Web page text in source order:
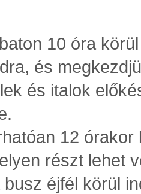
10 óra
és
és italok
12
részt lehet
éjfél körül